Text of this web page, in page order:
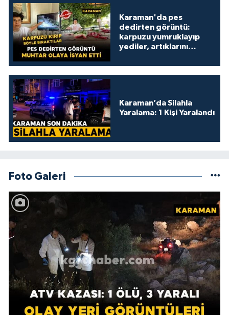
Karaman'da pes
dedirten görüntü:
karpuzu yumruklayıp
yediler, artıklarını
Karaman’da Silahla
Yaralama: 1 Kişi Yaralandı
Foto Galeri